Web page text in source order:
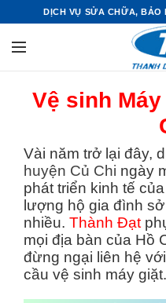
DỊCH VỤ SỬA CHỮA,
Vệ sinh
Vài năm trở lại đây,
huyện Củ Chi ngày
phát triển kinh tế
lượng hộ gia đình
nhiều. Thành Đạt
mọi địa bàn của Hồ
đừng ngại liên hệ
cầu vệ sinh máy giặt.